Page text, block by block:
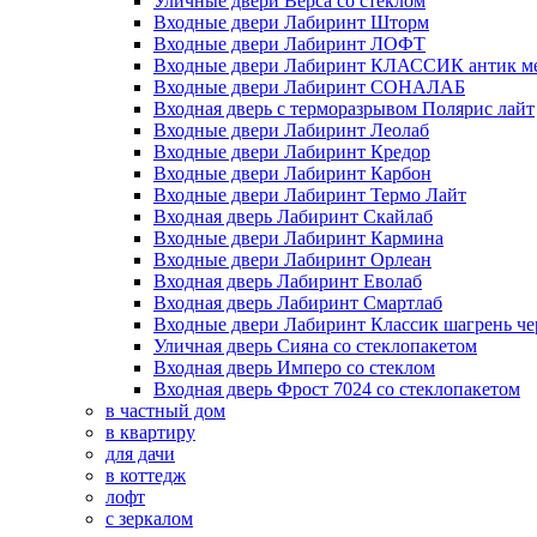
Входные двери Лабиринт Шторм
Входные двери Лабиринт ЛОФТ
Входные двери Лабиринт КЛАССИК антик
Входные двери Лабиринт СОНАЛАБ
Входная дверь с терморазрывом Полярис лайт
Входные двери Лабиринт Леолаб
Входные двери Лабиринт Кредор
Входные двери Лабиринт Карбон
Входные двери Лабиринт Термо Лайт
Входная дверь Лабиринт Скайлаб
Входные двери Лабиринт Кармина
Входные двери Лабиринт Орлеан
Входная дверь Лабиринт Еволаб
Входная дверь Лабиринт Смартлаб
Входные двери Лабиринт Классик шагрень
Уличная дверь Сияна со стеклопакетом
Входная дверь Имперо со стеклом
Входная дверь Фрост 7024 со стеклопакетом
в частный дом
в квартиру
для дачи
в коттедж
лофт
с зеркалом